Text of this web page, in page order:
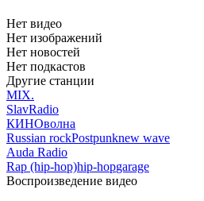
Нет видео
Нет изображений
Нет новостей
Нет подкастов
Другие станции
MIX.
SlavRadio
КИНОволна
Russian rockPostpunknew wave
Auda Radio
Rap (hip-hop)hip-hopgarage
Воспроизведение видео